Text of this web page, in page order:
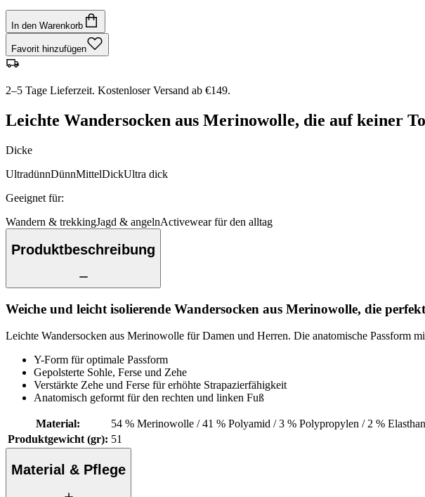
In den Warenkorb
Favorit hinzufügen
2–5 Tage Lieferzeit. Kostenloser Versand ab €149.
Leichte Wandersocken aus Merinowolle, die auf keiner
Dicke
UltradünnDünnMittelDickUltra dick
Geeignet für:
Wandern & trekkingJagd & angelnActivewear für den alltag
Produktbeschreibung
Weiche und leicht isolierende Wandersocken aus Merinowolle, die
Leichte Wandersocken aus Merinowolle für Damen und Herren. Die anatomische Passform
Y-Form für optimale Passform
Gepolsterte Sohle, Ferse und Zehe
Verstärkte Zehe und Ferse für erhöhte Strapazierfähigkeit
Anatomisch geformt für den rechten und linken Fuß
Material:
54 % Merinowolle / 41 % Polyamid / 3 % Polypropylen / 2 %
Produktgewicht (gr): 51
Material & Pflege